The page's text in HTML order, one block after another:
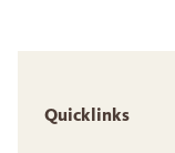
Quicklinks